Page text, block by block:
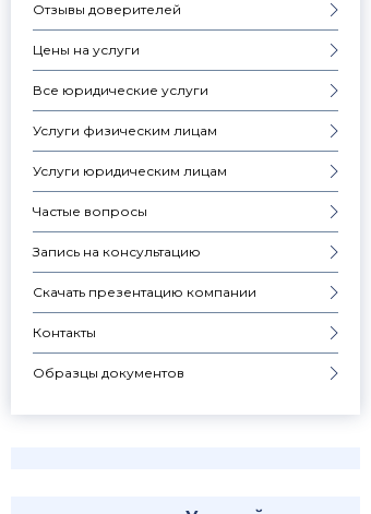
Отзывы доверителей
Цены на услуги
Все юридические услуги
Услуги физическим лицам
Услуги юридическим лицам
Частые вопросы
Запись на консультацию
Скачать презентацию компании
Контакты
Образцы документов